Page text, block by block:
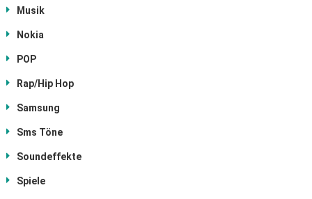
Musik
Nokia
POP
Rap/Hip Hop
Samsung
Sms Töne
Soundeffekte
Spiele